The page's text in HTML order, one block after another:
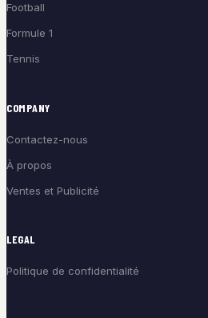
Football
Formule 1
Tennis
COMPANY
Contactez-nous
À propos
Ventes et Publicité
LEGAL
Politique de confidentialité